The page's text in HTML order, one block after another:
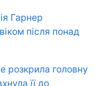
Гарнер
після понад
розкрила головну
її до